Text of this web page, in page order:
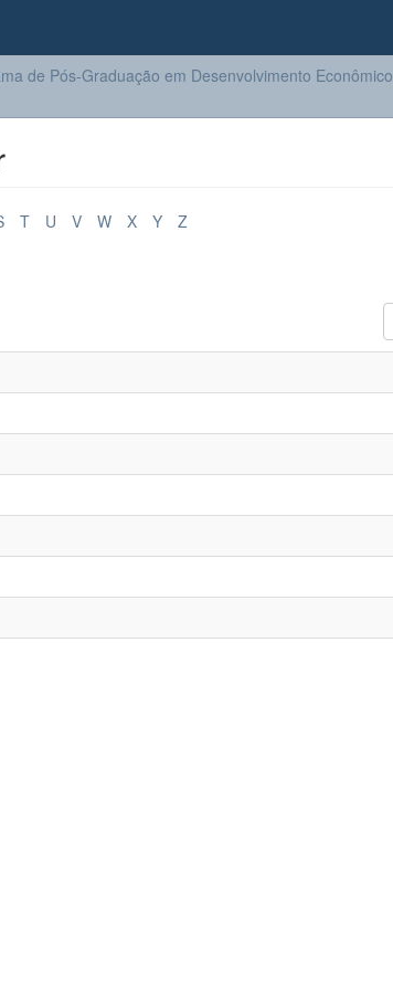
de Pós-Graduação em Desenvolvimento Econômico
T U V W X Y Z